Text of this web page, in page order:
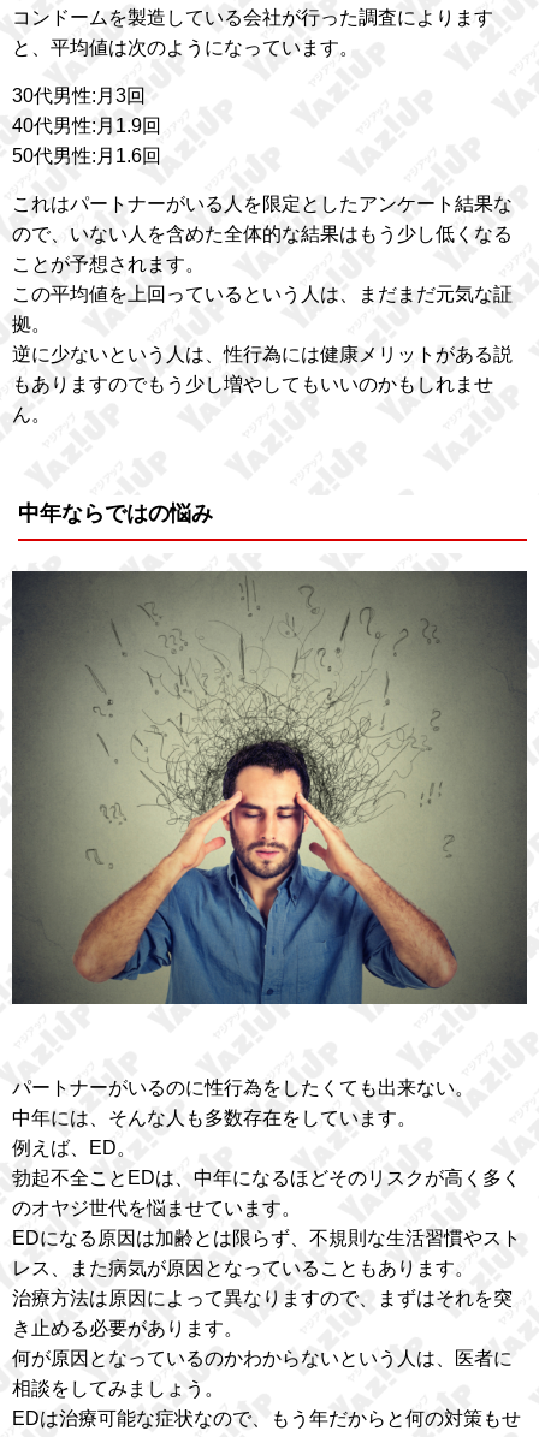
コンドームを製造している会社が行った調査によります
と、平均値は次のようになっています。
30代男性:月3回
40代男性:月1.9回
50代男性:月1.6回
これはパートナーがいる人を限定としたアンケート結果な
ので、いない人を含めた全体的な結果はもう少し低くなる
ことが予想されます。
この平均値を上回っているという人は、まだまだ元気な証
拠。
逆に少ないという人は、性行為には健康メリットがある説
もありますのでもう少し増やしてもいいのかもしれませ
ん。
中年ならではの悩み
パートナーがいるのに性行為をしたくても出来ない。
中年には、そんな人も多数存在をしています。
例えば、ED。
勃起不全ことEDは、中年になるほどそのリスクが高く多く
のオヤジ世代を悩ませています。
EDになる原因は加齢とは限らず、不規則な生活習慣やスト
レス、また病気が原因となっていることもあります。
治療方法は原因によって異なりますので、まずはそれを突
き止める必要があります。
何が原因となっているのかわからないという人は、医者に
相談をしてみましょう。
EDは治療可能な症状なので、もう年だからと何の対策もせ